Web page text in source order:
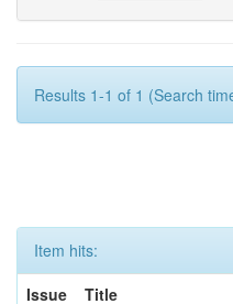
Results 1-1 of 1 (Search
Item hits:
Issue
Title